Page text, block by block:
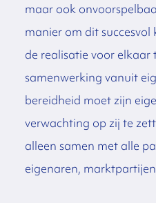
maar ook
manier om dit
de realisatie voor elkaar
samenwerking vanuit
bereidheid moet zijn
verwachting op zij te
alleen samen met alle
eigenaren,